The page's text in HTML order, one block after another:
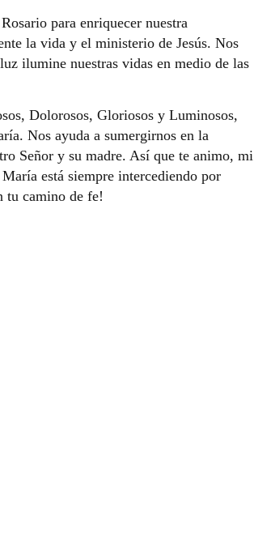
para enriquecer nuestra
la vida y el ministerio de Jesús. Nos
ilumine nuestras vidas en medio de las
Dolorosos, Gloriosos y Luminosos,
Nos ayuda a sumergirnos en la
Señor y su madre. Así que te animo, mi
está siempre intercediendo por
tu camino de fe!